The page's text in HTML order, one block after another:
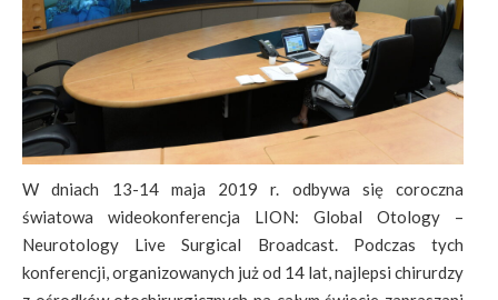
W dniach 13-14 maja 2019 r. odbywa się coroczna
światowa wideokonferencja LION: Global Otology –
Neurotology Live Surgical Broadcast. Podczas tych
konferencji, organizowanych już od 14 lat, najlepsi chirurdzy